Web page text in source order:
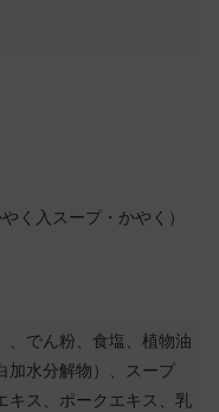
く入スープ・かやく）
、でん粉、食塩、植物油
加水分解物）、スープ
キス、ポークエキス、乳